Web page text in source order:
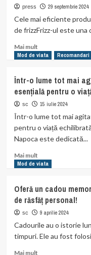
neuitat
pentru
și
press 29 septembrie 2024
Cele mai eficiente
de frizzFrizz-ul este
Mai multRead
more
mai
eficiente
produse
pentru
parul
tendinta
de
Mod de viata Recomandari
Într-o lume tot mai
esențială pentru o
sc 15 iulie 2024
Într-o lume tot mai
pentru o viață
Napoca este dedicată...
Mai multRead
more
o
lume
tot
mai
sănătatea
Mod de viata
Oferă un cadou
de răsfăț personal!
sc 9 aprilie 2024
Cadourile au o istorie
timpuri. Ele au fost
Mai multRead